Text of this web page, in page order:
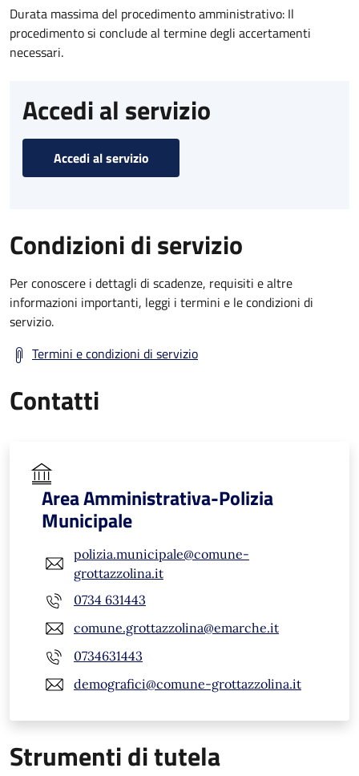
Durata massima del procedimento amministrativo: Il
procedimento si conclude al termine degli accertamenti
necessari.
Accedi al servizio
Accedi al servizio
Condizioni di servizio
Per conoscere i dettagli di scadenze, requisiti e altre
informazioni importanti, leggi i termini e le condizioni di
servizio.
Termini e condizioni di servizio
Contatti
Area Amministrativa-Polizia
Municipale
polizia.municipale@comune-
grottazzolina.it
0734 631443
comune.grottazzolina@emarche.it
0734631443
demografici@comune-grottazzolina.it
Strumenti di tutela